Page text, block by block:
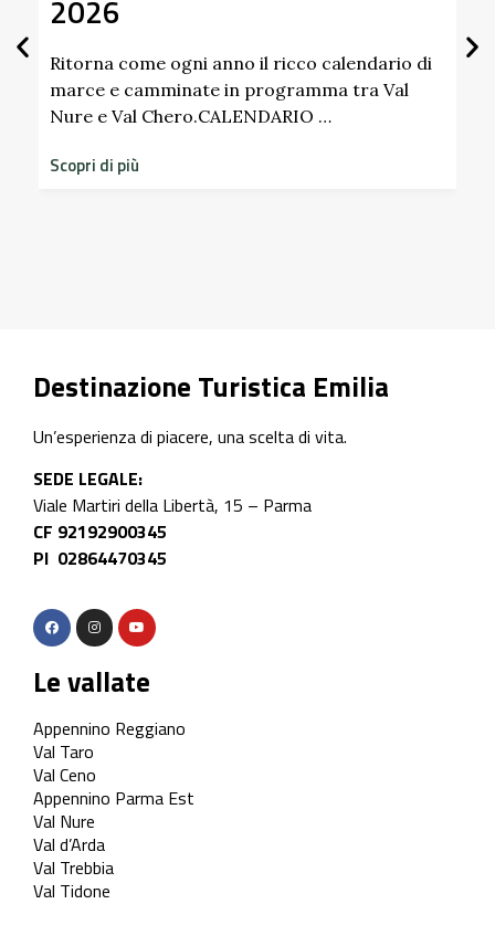
2026
Ritorna come ogni anno il ricco calendario di
marce e camminate in programma tra Val
Nure e Val Chero.CALENDARIO …
Scopri di più
Destinazione Turistica Emilia
Un’esperienza di piacere, una scelta di vita.
SEDE LEGALE:
Viale Martiri della Libertà, 15 – Parma
CF 92192900345
PI 02864470345
Le vallate
Appennino Reggiano
Val Taro
Val Ceno
Appennino Parma Est
Val Nure
Val d’Arda
Val Trebbia
Val Tidone